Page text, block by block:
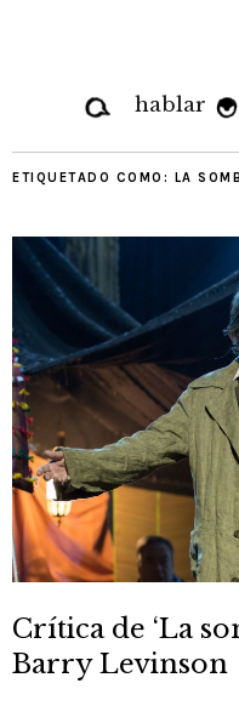
hablar
ETIQUETADO COMO: LA
Crítica de ‘La
Barry Levinson